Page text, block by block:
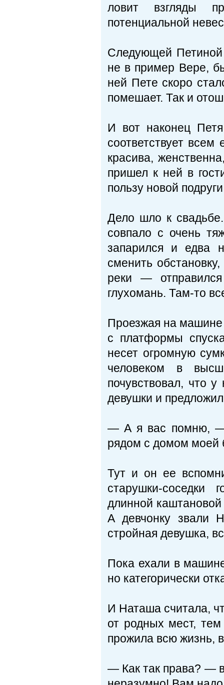
ловит взгляды
потенциальной
Следующей Петиной
не в пример Вере,
ней Пете скоро
помешает. Так и
И вот наконец
соответствует
красива,
пришел к ней в
пользу новой
Дело шло к
совпало с очень
запарился и едва
сменить
реки —
глухомань. Там-то
Проезжая на машине
с платформы
несет огромную
человеком в
почувствовал, что
девушки и
— А я вас помню, —
рядом с домом моей
Тут и он ее
старушки-соседки
длинной каштановой
А девчонку звали
стройная девушка,
Пока ехали в
но категорически
И Наташа считала,
от родных мест,
прожила всю жизнь,
— Как так права? —